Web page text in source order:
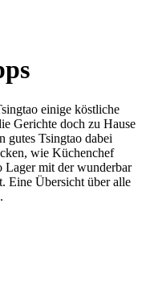
einige köstliche
Gerichte doch zu Hause
gutes Tsingtao dabei
wie Küchenchef
Lager mit der wunderbar
Eine Übersicht über alle